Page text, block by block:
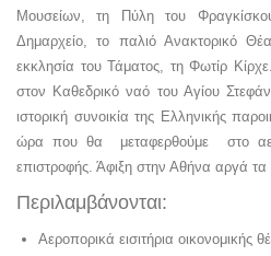
Μουσείων, τη Πύλη του
Δημαρχείο, το παλιό Ανακτορικό
εκκλησία του Τάματος, τη Φωτίρ
στον Καθεδρικό ναό του Αγίου
ιστορική συνοικία της Ελληνικής
ώρα που θα μεταφερθούμε στο
επιστροφής. Άφιξη στην Αθήνα αργά
Περιλαμβάνονται:
Αεροπορικά εισιτήρια οικονομικής